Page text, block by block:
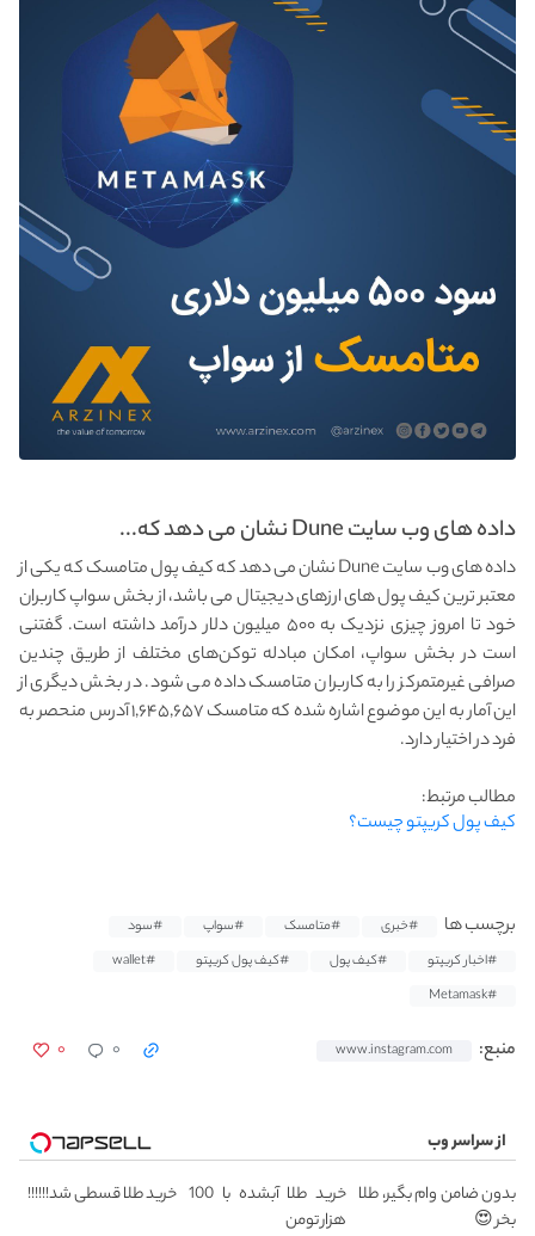
داده های وب سایت Dune نشان می دهد که...
داده های وب سایت Dune نشان می دهد که کیف پول متامسک که یکی از
معتبر ترین کیف پول های ارزهای دیجیتال می باشد، از بخش سواپ کاربران
خود تا امروز چیزی نزدیک به ۵۰۰ میلیون دلار درآمد داشته است. گفتنی
است در بخش سواپ، امکان مبادله توکن‌های مختلف از طریق چندین
صرافی غیرمتمرکز را به کاربران متامسک داده می شود. در بخش دیگری از
این آمار به این موضوع اشاره شده که متامسک ۱,۶۴۵,۶۵۷ آدرس منحصر به
فرد در اختیار دارد.
مطالب مرتبط:
کیف پول کریپتو چیست؟
برچسب ها #خبری #متامسک #سواپ
#سود
#اخبار کریپتو
#کیف پول #کیف پول کریپتو
#wallet
#Metamask
منبع: www.instagram.com ۰ ۰
از سراسر وب
بدون ضامن وام بگیر، طلا
بخر 😍
خرید طلا آبشده با 100
هزار تومن
خرید طلا قسطی شد!!!!!!